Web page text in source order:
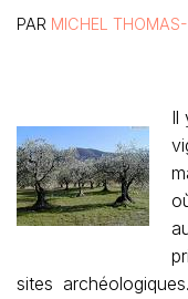
PAR MICHEL
Il
sites